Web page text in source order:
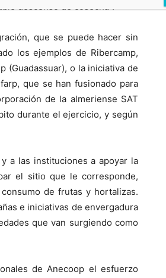
descenso de cosecha”.
que se puede hacer sin
los ejemplos de Ribercamp,
(Guadassuar), o la iniciativa de
que se han fusionado para
de la almeriense SAT
durante el ejercicio, y según
a las instituciones a apoyar la
el sitio que le corresponde,
de frutas y hortalizas.
e iniciativas de envergadura
que van surgiendo como
de Anecoop el esfuerzo